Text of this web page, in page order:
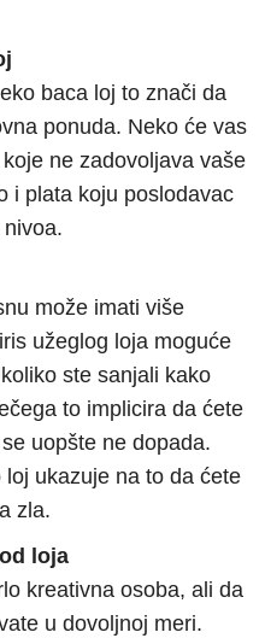
baca loj to znači da
ponuda. Neko će vas
ne zadovoljava vaše
i plata koju poslodavac
može imati više
užeglog loja moguće
ste sanjali kako
to implicira da ćete
uopšte ne dopada.
ukazuje na to da ćete
zla.
loja
kreativna osoba, ali da
u dovoljnoj meri.